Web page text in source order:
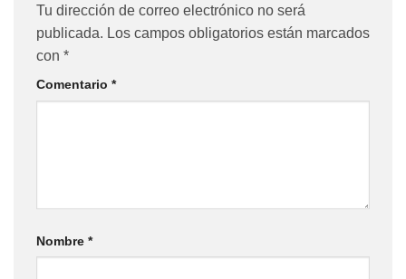
Tu dirección de correo electrónico no será
publicada. Los campos obligatorios están marcados
con *
Comentario *
Nombre *